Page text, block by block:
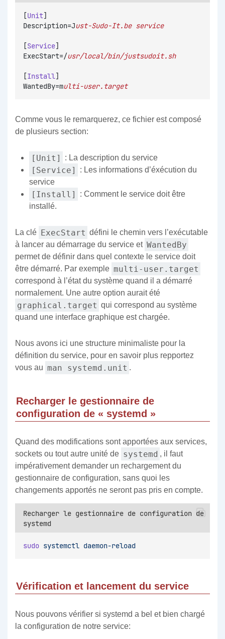
[Unit]
Description=Just-Sudo-It.be service
[Service]
ExecStart=/usr/local/bin/justsudoit.sh
[Install]
WantedBy=multi-user.target
Comme vous le remarquerez, ce fichier est composé
de plusieurs section:
[Unit] : La description du service
[Service]
: Les informations d’éxécution du
service
[Install]
: Comment le service doit être
installé.
La clé ExecStart défini le chemin vers l’exécutable
à lancer au démarrage du service et WantedBy
permet de définir dans quel contexte le service doit
être démarré. Par exemple multi-user.target
correspond à l’état du système quand il a démarré
normalement. Une autre option aurait été
graphical.target qui correspond au système
quand une interface graphique est chargée.
Nous avons ici une structure minimaliste pour la
définition du service, pour en savoir plus repportez
vous au man systemd.unit .
Recharger le gestionnaire de
configuration de « systemd »
Quand des modifications sont apportées aux services,
sockets ou tout autre unité de systemd , il faut
impérativement demander un rechargement du
gestionnaire de configuration, sans quoi les
changements apportés ne seront pas pris en compte.
Recharger le gestionnaire de configuration de
systemd
sudo systemctl daemon-reload
Vérification et lancement du service
Nous pouvons vérifier si systemd a bel et bien chargé
la configuration de notre service: